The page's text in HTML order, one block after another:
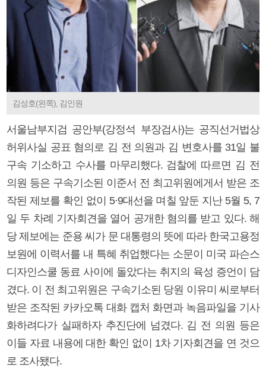
김성호(왼쪽), 김인원
서울남부지검 공안부(강정석 부장검사)는 공직선거법상
허위사실 공표 혐의로 김 전 의원과 김 변호사를 31일 불
구속 기소하고 수사를 마무리했다. 검찰에 따르면 김 전
의원 등은 구속기소된 이준서 전 최고위원에게서 받은 조
작된 제보를 확인 없이 5·9대선을 며칠 앞둔 지난 5월 5, 7
일 두 차례 기자회견을 열어 공개한 혐의를 받고 있다. 해
당 제보에는 준용 씨가 문 대통령의 뜻에 따라 한국고용정
보원에 이력서를 내 특혜 취업했다는 소문이 미국 파슨스
디자인스쿨 동료 사이에 돌았다는 취지의 육성 증언이 담
겼다. 이 전 최고위원은 구속기소된 당원 이유미 씨로부터
받은 조작된 카카오톡 대화 캡처 화면과 녹음파일을 기사
화하려다가 실패하자 추진단에 넘겼다. 김 전 의원 등은
이들 자료 내용에 대한 확인 없이 1차 기자회견을 연 것으
로 조사됐다.